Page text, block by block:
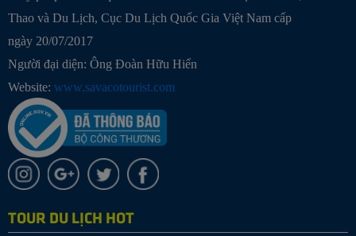
Thao và Du Lịch, Cục Du Lịch Quốc Gia Việt Nam cấp
ngày 20/07/2017
Người đại diện: Ông Đoàn Hữu Hiển
Website: www.savacotourist.com
TOUR DU LỊCH HOT